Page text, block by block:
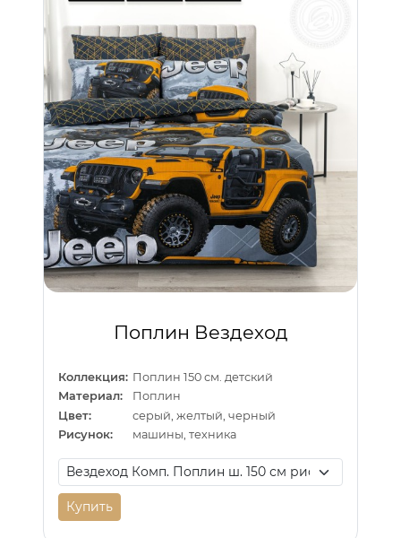
Поплин Вездеход
Коллекция: Поплин 150 см. детский
Материал:
Поплин
Цвет:
серый, желтый, черный
Рисунок:
машины, техника
Купить